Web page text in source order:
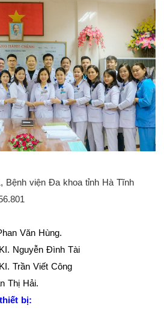
Bệnh viện Đa khoa tỉnh Hà Tĩnh
Văn Hùng.
Nguyễn Đình Tài
Trần Viết Công
Thị Hải.
bị: